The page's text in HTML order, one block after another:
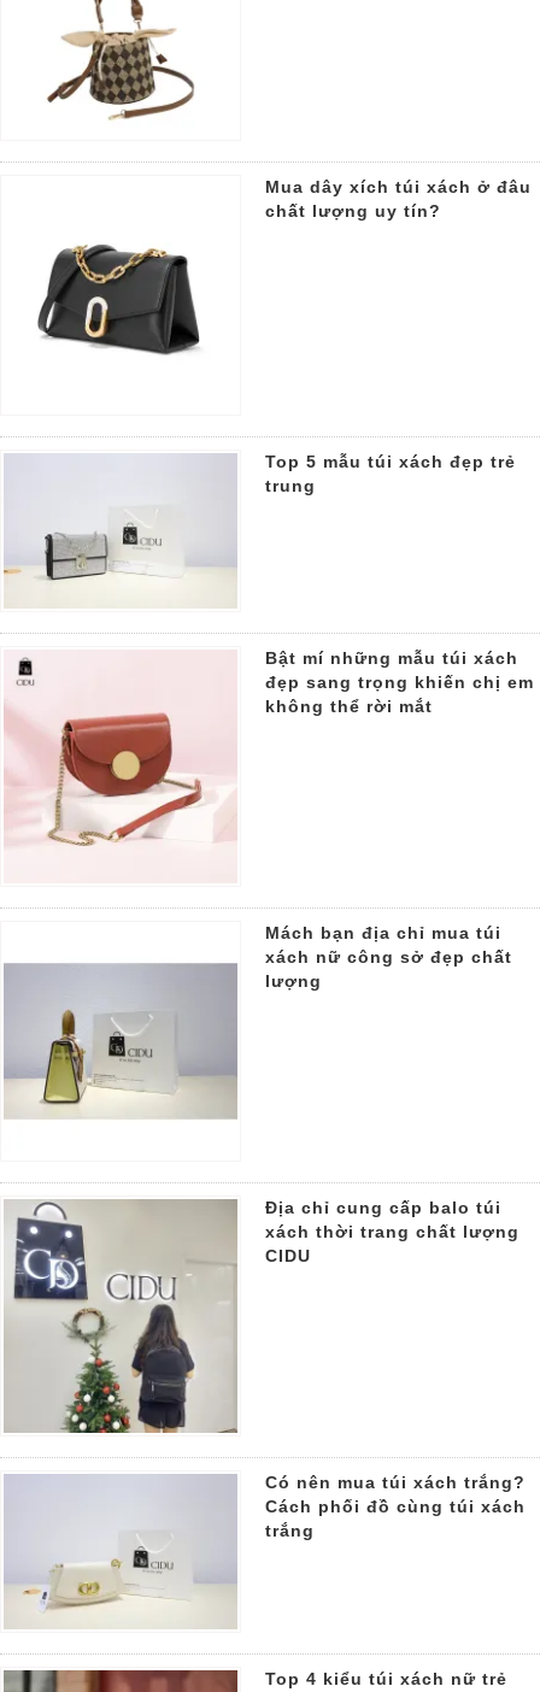
Mua dây xích túi xách ở đâu
chất lượng uy tín?
Top 5 mẫu túi xách đẹp trẻ
trung
Bật mí những mẫu túi xách
đẹp sang trọng khiến chị em
không thể rời mắt
Mách bạn địa chỉ mua túi
xách nữ công sở đẹp chất
lượng
Địa chỉ cung cấp balo túi
xách thời trang chất lượng
CIDU
Có nên mua túi xách trắng?
Cách phối đồ cùng túi xách
trắng
Top 4 kiểu túi xách nữ trẻ